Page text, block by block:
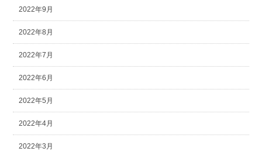
2022年9月
2022年8月
2022年7月
2022年6月
2022年5月
2022年4月
2022年3月